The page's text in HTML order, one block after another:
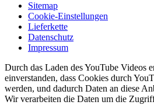
Sitemap
Cookie-Einstellungen
Lieferkette
Datenschutz
Impressum
Durch das Laden des YouTube Videos
einverstanden, dass Cookies durch
werden, und dadurch Daten an diese
Wir verarbeiten die Daten um die